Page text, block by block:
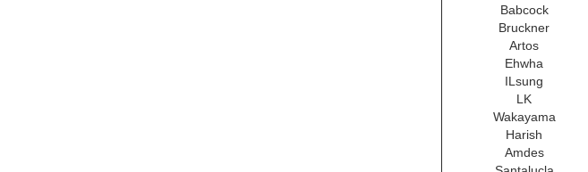
Babcock
Bruckner
Artos
Ehwha
ILsung
LK
Wakayama
Harish
Amdes